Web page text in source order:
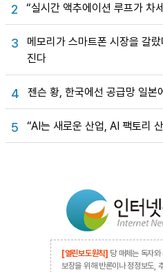
2 “실시간 액추에이션 루프가 차
3
메모리가 스마트폰 시장을 갈
진다
4 젠슨 황, 한국에선 공급망 일본
5 “AI는 새로운 산업, AI 팩토리
[열린보도원칙] 당 매체는 독자
보장을 위해 반론이나 정정보도,